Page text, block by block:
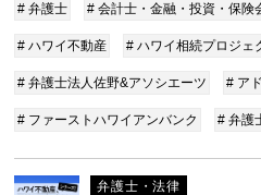
# 弁護士 # 会計士・金融・投資・保険
# ハワイ不動産 # ハワイ相続プロジェ
# 弁護士法人佐野&アソシエーツ # ア
# ファーストハワイアンバンク # 弁護
弁護士・法律